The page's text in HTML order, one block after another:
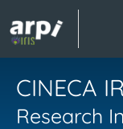
CINECA
Research